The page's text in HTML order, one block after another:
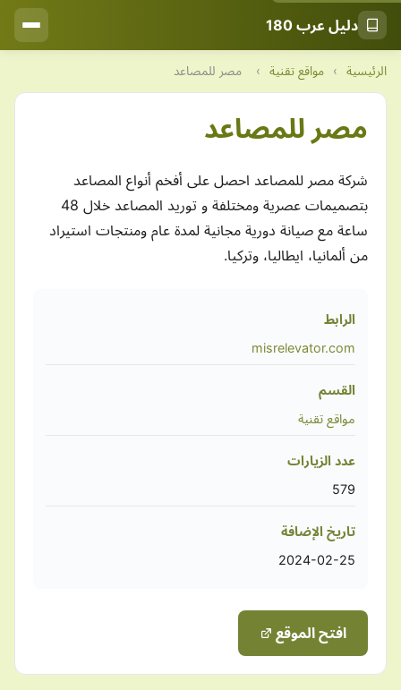
دليل عرب 180
الرئيسية › مواقع تقنية › مصر للمصاعد
مصر للمصاعد
شركة مصر للمصاعد احصل على أفخم أنواع المصاعد
بتصميمات عصرية ومختلفة و توريد المصاعد خلال 48
ساعة مع صيانة دورية مجانية لمدة عام ومنتجات استيراد
من ألمانيا، ايطاليا، وتركيا.
الرابط
misrelevator.com
القسم
مواقع تقنية
عدد الزيارات
579
تاريخ الإضافة
2024-02-25
افتح الموقع